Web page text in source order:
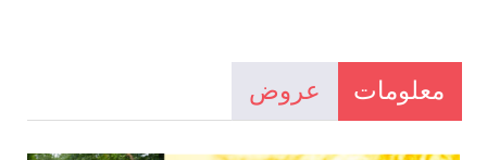
معلومات عروض